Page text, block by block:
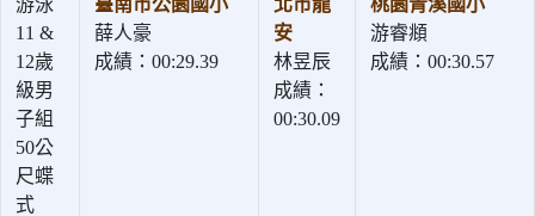
游泳
11 &
12歲
級男
子組
50公
尺蝶
式
臺南市公園國小
薛人豪
成績：00:29.39
北市龍
安
林昱辰
成績：
00:30.09
桃園青溪國小
游睿頫
成績：00:30.57